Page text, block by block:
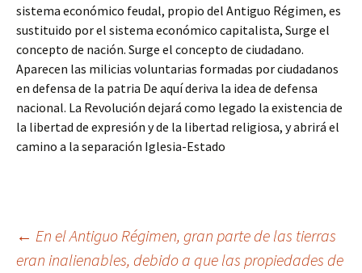
sistema económico feudal, propio del Antiguo Régimen, es
sustituido por el sistema económico capitalista, Surge el
concepto de nación. Surge el concepto de ciudadano.
Aparecen las milicias voluntarias formadas por ciudadanos
en defensa de la patria De aquí deriva la idea de defensa
nacional. La Revolución dejará como legado la existencia de
la libertad de expresión y de la libertad religiosa, y abrirá el
camino a la separación Iglesia-Estado
Navegación
← En el Antiguo Régimen, gran parte de las tierras
eran inalienables, debido a que las propiedades de